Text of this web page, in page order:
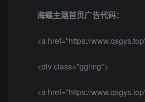
海螺主题首页广告代码：
<a href="https://
<div class="ggimg">
<a href="https://